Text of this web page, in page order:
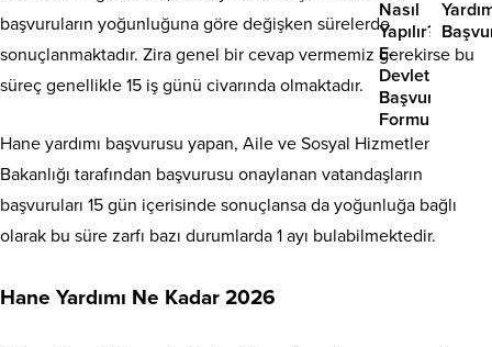
başvuruların yoğunluğuna göre değişken sürelerde
sonuçlanmaktadır. Zira genel bir cevap vermemiz gerekirse bu
süreç genellikle 15 iş günü civarında olmaktadır.
Hane yardımı başvurusu yapan, Aile ve Sosyal Hizmetler
Bakanlığı tarafından başvurusu onaylanan vatandaşların
başvuruları 15 gün içerisinde sonuçlansa da yoğunluğa bağlı
olarak bu süre zarfı bazı durumlarda 1 ayı bulabilmektedir.
Hane Yardımı Ne Kadar 2026
Nasıl
Yapılır?
E-
Devlet
Başvuru
Formu